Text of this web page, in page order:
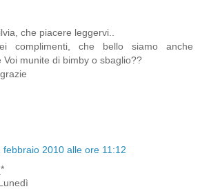
che piacere leggervi..
complimenti, che bello siamo anche
Voi munite di bimby o sbaglio??
febbraio 2010 alle ore 11:12